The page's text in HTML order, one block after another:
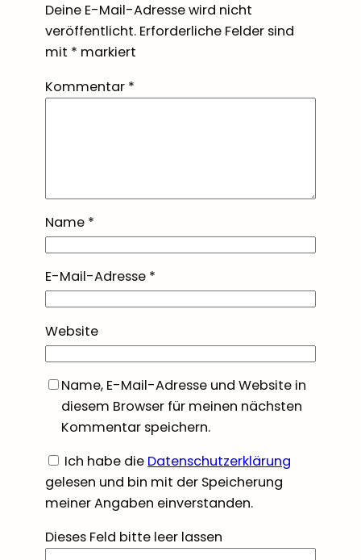
Deine E-Mail-Adresse wird nicht
veröffentlicht. Erforderliche Felder sind
mit * markiert
Kommentar *
Name *
E-Mail-Adresse *
Website
Name, E-Mail-Adresse und Website in
diesem Browser für meinen nächsten
Kommentar speichern.
Ich habe die Datenschutzerklärung
gelesen und bin mit der Speicherung
meiner Angaben einverstanden.
Dieses Feld bitte leer lassen